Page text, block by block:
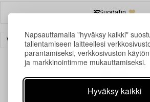
Napsauttamalla "hyväksy kaikki"
tallentamiseen laitteellesi
parantamiseksi, verkkosivuston
ja markkinointimme mukauttamiseksi.
Hyväksy kaikki
Suodatin
VALAISIMET TYHJENNÄ KAIKKI
Juuri nyt ei löytynyt hakuasi